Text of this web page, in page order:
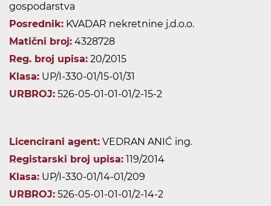
gospodarstva
Posrednik: KVADAR nekretnine j.d.o.o.
Matični broj: 4328728
Reg. broj upisa: 20/2015
Klasa: UP/I-330-01/15-01/31
URBROJ: 526-05-01-01-01/2-15-2
Licencirani agent: VEDRAN ANIĆ ing.
Registarski broj upisa: 119/2014
Klasa: UP/I-330-01/14-01/209
URBROJ: 526-05-01-01-01/2-14-2